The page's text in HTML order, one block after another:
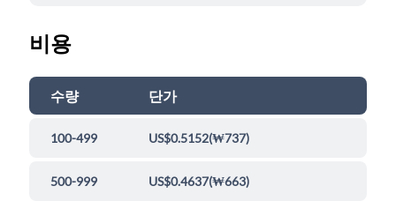
비용
수량 단가
100-499 US$0.5152(₩737)
500-999 US$0.4637(₩663)